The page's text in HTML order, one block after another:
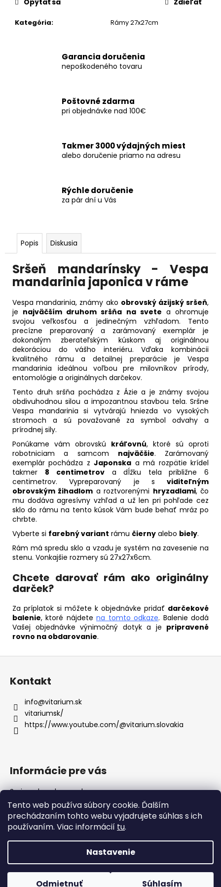
Tento web používa súbory cookie. Ďalším
prechádzaním tohto webu vyjadrujete súhlas s ich
používaním. Viac informácií tu.
Nastavenie
Odmietnuť Súhlasím
Kategória: Rámy 27x27cm
Garancia doručenia
nepoškodeného tovaru
Poštovné zdarma
pri objednávke nad 100€
Takmer 3000 výdajných miest
alebo doručenie priamo na adresu
Rýchle doručenie
za pár dní u Vás
Popis Diskusia
Sršeň mandarínsky - Vespa
mandarinia japonica v ráme
Vespa mandarinia, známy ako obrovský ázijský sršeň,
je najväčším druhom sršňa na svete a ohromuje
svojou veľkosťou a jedinečným vzhľadom. Tento
precízne preparovaný a zarámovaný exemplár je
dokonalým zberateľským kúskom aj originálnou
dekoráciou do vášho interiéru. Vďaka kombinácii
kvalitného rámu a detailnej preparácie je Vespa
mandarinia ideálnou voľbou pre milovníkov prírody,
entomológie a originálnych darčekov.
Tento druh sršňa pochádza z Ázie a je známy svojou
obdivuhodnou silou a impozantnou stavbou tela. Sršne
Vespa mandarinia si vytvárajú hniezda vo vysokých
stromoch a sú považované za symbol odvahy a
prírodnej sily.
Ponúkame vám obrovskú kráľovnú, ktoré sú oproti
robotniciam a samcom najväčšie. Zarámovaný
exemplár pochádza zJaponska a má rozpätie krídel
takmer 8 centimetrov a dĺžku tela približne 6
centimetrov. Vypreparovaný je s viditeľným
obrovským žihadlom a roztvorenými hryzadlami, čo
mu dodáva agresívny vzhľad a už len pri pohľade cez
sklo do rámu na tento kúsok Vám bude behať mráz po
chrbte.
Vyberte si farebný variant rámu čierny alebo biely.
Rám má spredu sklo a vzadu je systém na zavesenie na
stenu. Vonkajšie rozmery sú 27x27x6cm.
Chcete darovať rám ako originálny
darček?
Za príplatok si môžete k objednávke pridať darčekové
balenie, ktoré nájdetena tomto odkaze. Balenie dodá
Vašej objednávke výnimočný dotyk a je pripravené
rovno na obdarovanie.
m
Kontakt
info@vitarium.sk
vitariumsk/
https://www.youtube.com/@vitarium.slovakia
Informácie pre vás
Sprievodca chovom hmyzu
Ako nakupovať
Obchodné podmienky
Podmienky ochrany osobných údajov
Copyright 2026VITARIUM . Všetky práva vyhradené.